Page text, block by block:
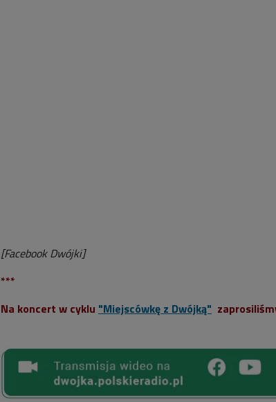
[Facebook Dwójki]
***
Na koncert w cyklu "Miejscówkę z Dwójką"